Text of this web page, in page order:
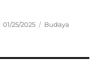
Posted
01/25/2025 Categories
Budaya